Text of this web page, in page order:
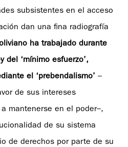
subsistentes en el acceso
dan una fina radiografía
ha trabajado durante
del ‘mínimo esfuerzo’,
el ‘prebendalismo’ –
de sus intereses
mantenerse en el poder–,
de su sistema
de derechos por parte de su